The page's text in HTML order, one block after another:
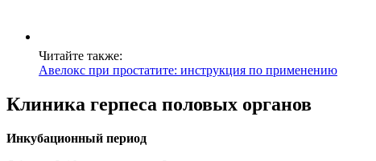
Читайте также:
Авелокс при простатите: инструкция по применению
Клиника герпеса половых органов
Инкубационный период